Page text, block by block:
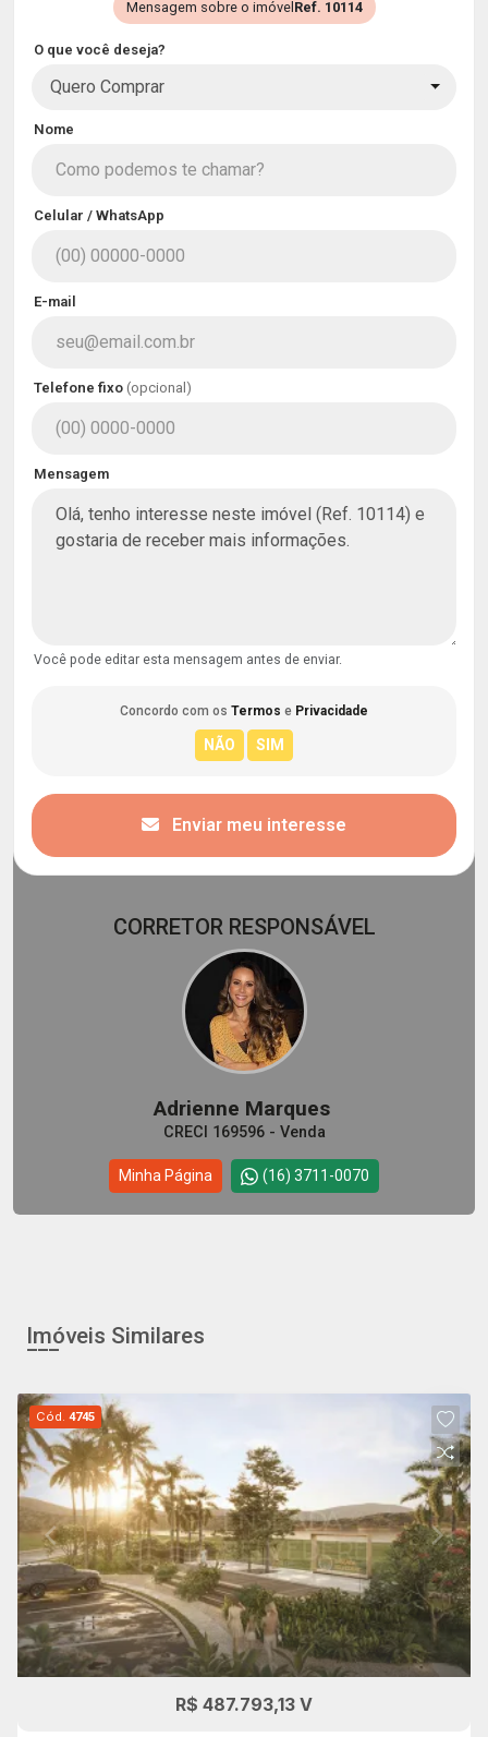
Mensagem sobre o imóvel Ref. 10114
O que você deseja?
Quero Comprar
Nome
Celular / WhatsApp
E-mail
Telefone fixo (opcional)
Mensagem
Você pode editar esta mensagem antes de enviar.
Concordo com os Termos e Privacidade
Enviar meu interesse
CORRETOR RESPONSÁVEL
Adrienne Marques
CRECI 169596 - Venda
Minha Página (16) 3711-0070
Imóveis Similares
Cód.4745
R$ 487.793,13 V